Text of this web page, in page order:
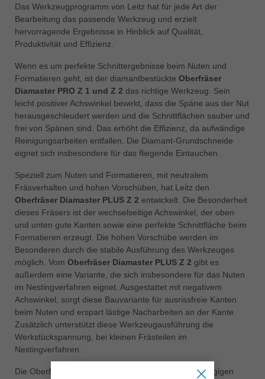
Das Werkzeugprogramm von Leitz hat für jede Art der
Bearbeitung das passende Werkzeug und erzielt
hervorragende Ergebnisse in Hinblick auf Qualität,
Produktivität und Effizienz.
Wenn es um perfekte Schnittergebnisse beim Nuten und
Formatieren geht, ist der diamantbestückte Oberfräser
Diamaster PRO Z 1 und Z 2 das richtige Werkzeug. Sein
leicht positiver Achswinkel bewirkt, dass die Späne aus der Nut
herausgeschleudert werden und die Schnittflächen sauber und
frei von Spänen sind. Das erhöht die Effizienz, da aufwändige
Reinigungsarbeiten entfallen. Die Diamant-Grundschneide
eignet sich insbesondere für das fliegende Eintauchen.
Speziell zum Nuten und Formatieren, mit neutralem
Fräsverhalten und hohen Vorschüben, hat Leitz den
Oberfräser Diamaster PLUS Z 2 entwickelt. Die Besonderheit
dieses Fräsers ist der wechselseitige Achswinkel, der oben
und unten gute Kanten sowie eine perfekte Schnittfläche beim
Formatieren erzeugt. Die hohen Vorschübe werden im
Besonderen durch die stabile Ausführung des Werkzeuges
möglich. Vom Oberfräser Diamaster PLUS Z 2 gibt es
außerdem eine Variante, die sich insbesondere für das Nuten
im Nestingverfahren eignet. Ausgestattet mit negativem
Achswinkel, sorgt diese Bauvariante für ausrissfreie Kanten
beim Nuten und erspart lästige Nacharbeiten an der Kante.
Zusätzlich unterstützt diese Werkzeugausführung die
Werkstückspannung, bei kleinen Frästeilen im
Nestingverfahren.
Die Oberfräser dieser Produktreihen sind für alle gängigen